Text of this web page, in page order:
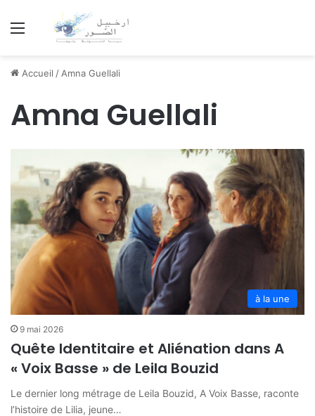
Menu
Accueil / Amna Guellali
Amna Guellali
à la une
9 mai 2026
Quête Identitaire et Aliénation dans A
« Voix Basse » de Leila Bouzid
Le dernier long métrage de Leila Bouzid, A Voix Basse, raconte
l’histoire de Lilia, jeune…